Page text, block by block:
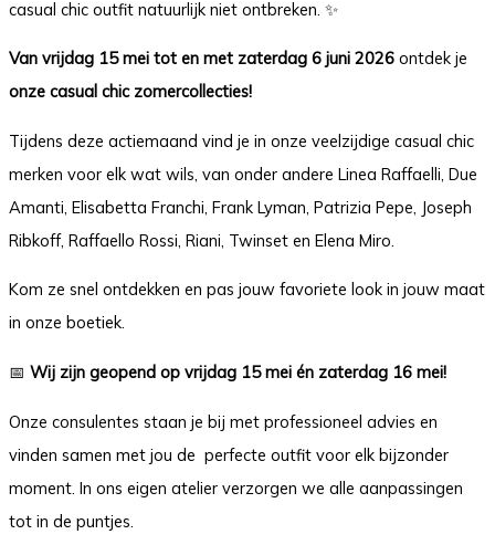
casual chic outfit natuurlijk niet ontbreken. ✨
Van vrijdag 15 mei tot en met zaterdag 6 juni 2026 ontdek je
onze casual chic zomercollecties!
Tijdens deze actiemaand vind je in onze veelzijdige casual chic
merken voor elk wat wils, van onder andere Linea Raffaelli, Due
Amanti, Elisabetta Franchi, Frank Lyman, Patrizia Pepe, Joseph
Ribkoff, Raffaello Rossi, Riani, Twinset en Elena Miro.
Kom ze snel ontdekken en pas jouw favoriete look in jouw maat
in onze boetiek.
📅 Wij zijn geopend op vrijdag 15 mei én zaterdag 16 mei!
Onze consulentes staan je bij met professioneel advies en
vinden samen met jou de perfecte outfit voor elk bijzonder
moment. In ons eigen atelier verzorgen we alle aanpassingen
tot in de puntjes.